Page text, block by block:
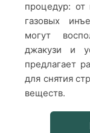
процедур: от
газовых
могут
джакузи и
предлагает
для снятия
веществ.